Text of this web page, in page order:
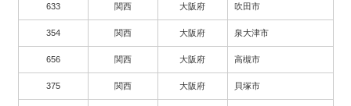
633 関西 大阪府 吹田市
354 関西 大阪府 泉大津市
656 関西 大阪府 高槻市
375 関西 大阪府 貝塚市